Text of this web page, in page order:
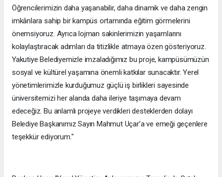
Öğrencilerimizin daha yaşanabilir, daha dinamik ve daha zengin
imkânlara sahip bir kampüs ortamında eğitim görmelerini
önemsiyoruz. Ayrıca lojman sakinlerimizin yaşamlarını
kolaylaştıracak adımları da titizlikle atmaya özen gösteriyoruz.
Yakutiye Belediyemizle imzaladığımız bu proje, kampüsümüzün
sosyal ve kültürel yaşamına önemli katkılar sunacaktır. Yerel
yönetimlerimizle kurduğumuz güçlü iş birlikleri sayesinde
üniversitemizi her alanda daha ileriye taşımaya devam
edeceğiz. Bu anlamlı projeye verdikleri desteklerden dolayı
Belediye Başkanımız Sayın Mahmut Uçar’a ve emeği geçenlere
teşekkür ediyorum."